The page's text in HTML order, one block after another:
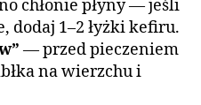
chłonie płyny — jeśli
dodaj 1–2 łyżki kefiru.
— przed pieczeniem
na wierzchu i